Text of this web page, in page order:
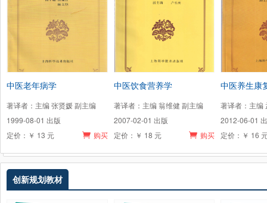
中医老年病学
著译者：主编 张贤媛 副主编
1999-08-01 出版
购买
定价：￥ 13 元
中医饮食营养学
著译者：主编 翁维健 副主编
2007-02-01 出版
购买
定价：￥ 18 元
中医养生康
著译者：主编
2012-06-01
定价：￥ 16
创新规划教材